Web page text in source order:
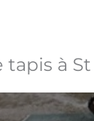
tapis à